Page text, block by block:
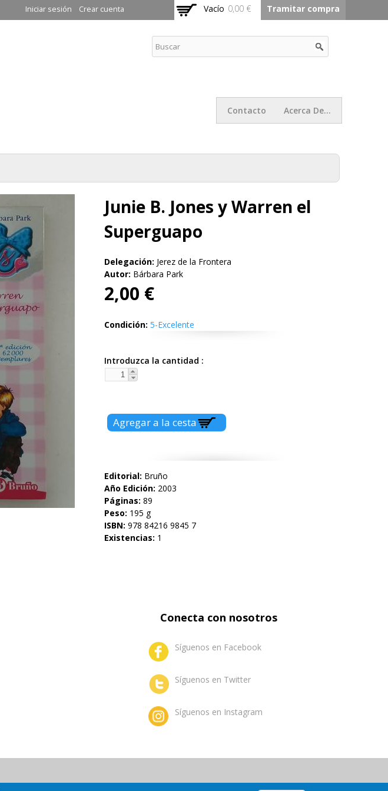
Iniciar sesión Crear cuenta Vacío 0,00 € Tramitar compra
Contacto Acerca De...
Junie B. Jones y Warren el
Superguapo
Delegación: Jerez de la Frontera
Autor: Bárbara Park
2,00 €
Condición: 5-Excelente
Introduzca la cantidad
Editorial: Bruño
Año Edición: 2003
Páginas: 89
Peso: 195 g
ISBN: 978 84216 9845 7
Existencias: 1
Conecta con nosotros
Síguenos en Facebook
Síguenos en Twitter
Síguenos en Instagram